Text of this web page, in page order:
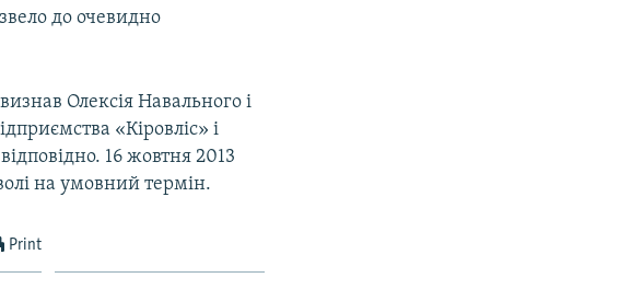
до очевидно
Олексія Навального і
«Кіровліс» і
16 жовтня 2013
на умовний термін.
Print